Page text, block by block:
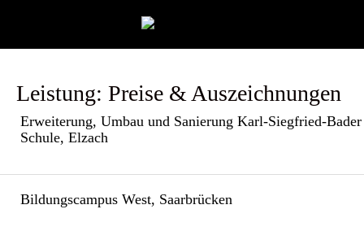
Leistung: Preise & Auszeichnungen
Erweiterung, Umbau und Sanierung Karl-Siegfried-Bader
Schule, Elzach
Bildungscampus West, Saarbrücken